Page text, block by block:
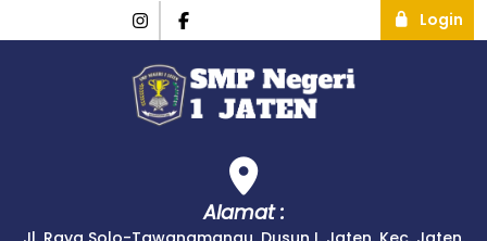
Login
Alamat :